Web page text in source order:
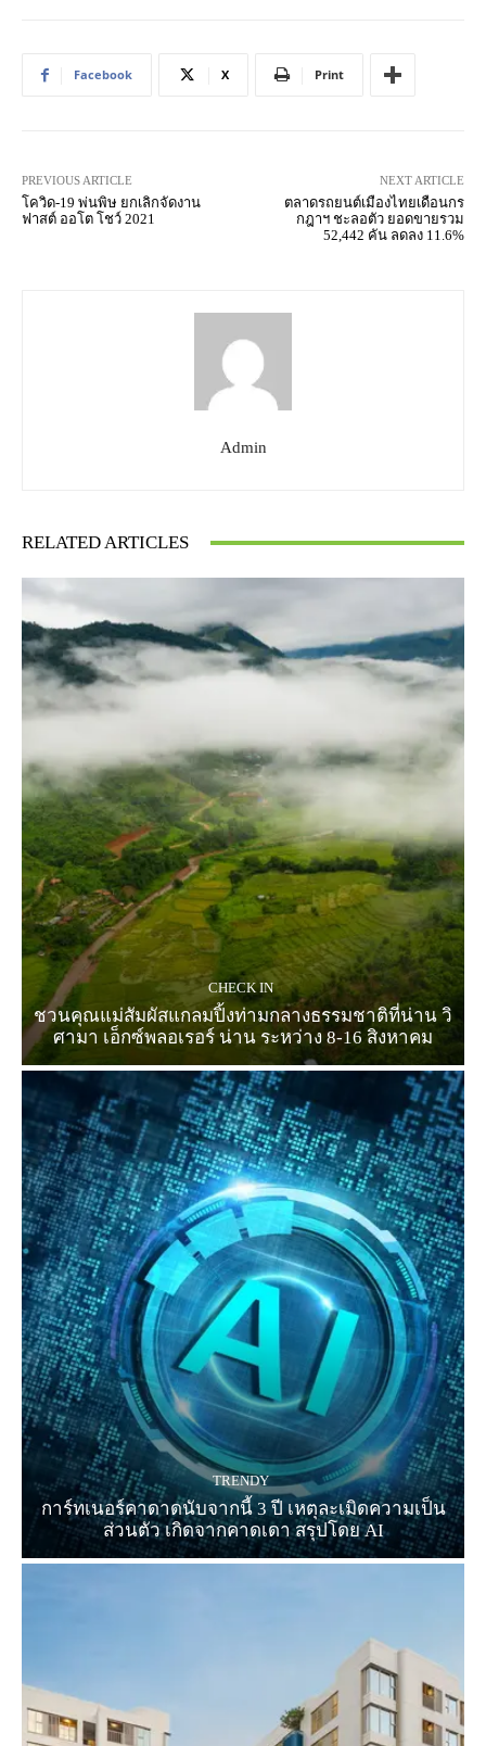
Facebook X Print
PREVIOUS ARTICLE
โควิด-19 พ่นพิษ ยกเลิกจัดงาน
ฟาสต์ ออโต โชว์ 2021
NEXT ARTICLE
ตลาดรถยนต์เมืองไทยเดือนกร
กฎาฯ ชะลอตัว ยอดขายรวม
52,442 คัน ลดลง 11.6%
Admin
RELATED ARTICLES
CHECK IN
ชวนคุณแม่สัมผัสแกลมปิ้งท่ามกลางธรรมชาติที่น่าน วิ
ศามา เอ็กซ์พลอเรอร์ น่าน ระหว่าง 8-16 สิงหาคม
TRENDY
การ์ทเนอร์คาดาดนับจากนี้ 3 ปี เหตุละเมิดความเป็น
ส่วนตัว เกิดจากคาดเดา สรุปโดย AI